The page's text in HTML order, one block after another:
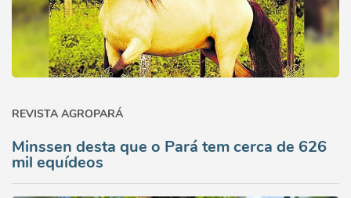
REVISTA AGROPARÁ
Minssen desta que o Pará tem cerca de 626
mil equídeos